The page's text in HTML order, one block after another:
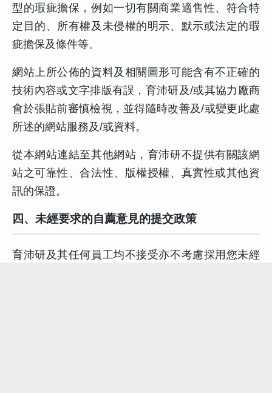
型的瑕疵擔保，例如一切有關商業適售性、符合特
定目的、所有權及未侵權的明示、默示或法定的瑕
疵擔保及條件等。
網站上所公佈的資料及相關圖形可能含有不正確的
技術內容或文字排版有誤，育沛研及/或其協力廠商
會於張貼前審慎檢視，並得隨時改善及/或變更此處
所述的網站服務及/或資料。
從本網站連結至其他網站，育沛研不提供有關該網
站之可靠性、合法性、版權授權、真實性或其他資
訊的保證。
四、未經要求的自薦意見的提交政策
育沛研及其任何員工均不接受亦不考慮採用您未經